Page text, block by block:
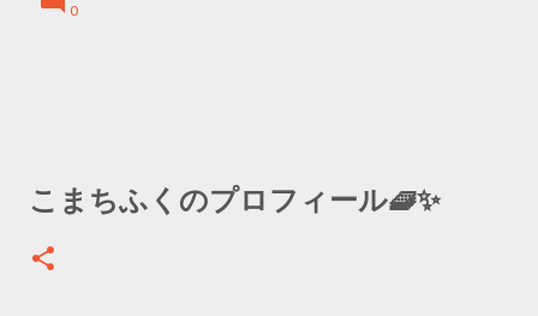
0
こまちふくのプロフィール🧇✨